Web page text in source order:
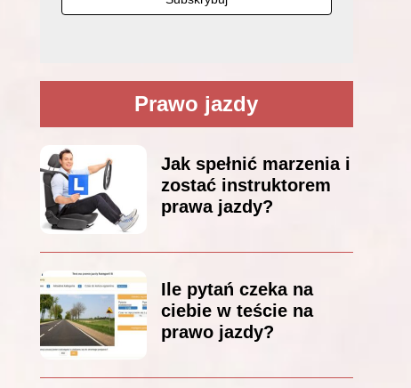
Prawo jazdy
Jak spełnić marzenia i
zostać instruktorem
prawa jazdy?
Ile pytań czeka na
ciebie w teście na
prawo jazdy?